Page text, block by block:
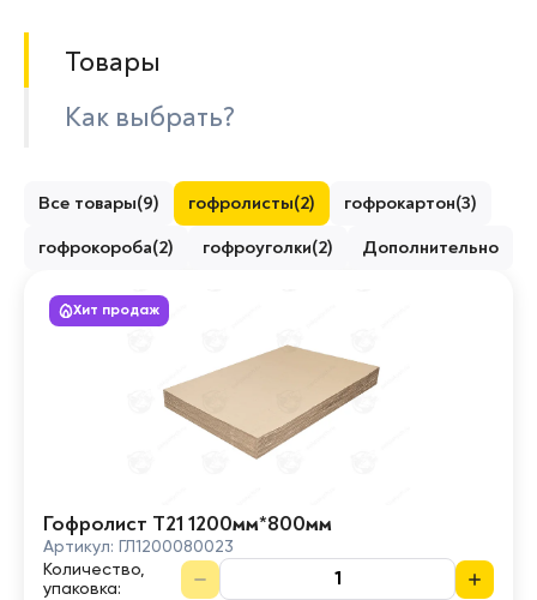
Товары
Как выбрать?
Все товары(9) гофролисты(2) гофрокартон(3)
гофрокороба(2) гофроуголки(2) Дополнительно
Хит продаж
Гофролист Т21 1200мм*800мм
Артикул:
ГЛ1200080023
Количество,
упаковка: